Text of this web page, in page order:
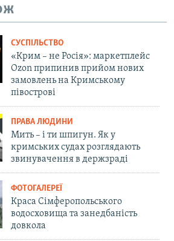
СУСПІЛЬСТВО
«Крим – не Росія»: маркетплейс
Ozon припинив прийом нових
замовлень на Кримському
півострові
ПРАВА ЛЮДИНИ
Мить – і ти шпигун. Як у
кримських судах розглядають
звинувачення в держзраді
ФОТОГАЛЕРЕЇ
Краса Сімферопольського
водосховища та занедбаність
довкола